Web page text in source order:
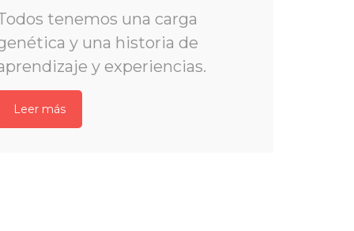
tenemos una carga
y una historia de
y experiencias.
Leer má